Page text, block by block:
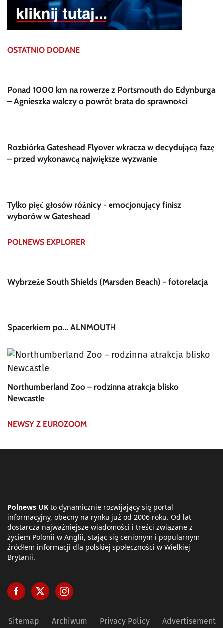
OSTATNIO DODANE
Ponad 1000 km na rowerze z Portsmouth do Edynburga
– Agnieszka walczy o powrót brata do sprawności
Rozbiórka Gateshead Flyover wkracza w decydującą fazę
– przed wykonawcą największe wyzwanie
Tylko pięć głosów różnicy - emocjonujący finisz
wyborów w Gateshead
POLNEWS EXPLORER
Wybrzeże South Shields (Marsden Beach) - fotorelacja
Spacerkiem po… ALNMOUTH
Northumberland Zoo – rodzinna atrakcja blisko
Newcastle
NEWSY Z EUROZOOM
Polnews UK to dynamicznie rozwijający się portal
informacyjny, obecny na rynku już od 2006 roku. Od lat
dostarcza najważniejsze wiadomości i treści związane z
życiem Polonii w Anglii, stając się cenionym i popularnym
źródłem informacji dla polskiej społeczności w Wielkiej
Brytanii.
Sitemap Archiwum Privacy Policy Advertisement